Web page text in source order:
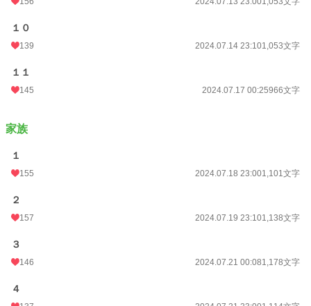
１０
139 2024.07.14 23:101,053文字
１１
145 2024.07.17 00:25966文字
家族
１
155 2024.07.18 23:001,101文字
２
157 2024.07.19 23:101,138文字
３
146 2024.07.21 00:081,178文字
４